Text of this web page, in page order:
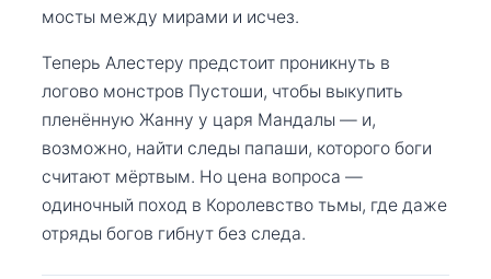
мосты между мирами и исчез.
Теперь Алестеру предстоит проникнуть в
логово монстров Пустоши, чтобы выкупить
пленённую Жанну у царя Мандалы — и,
возможно, найти следы папаши, которого боги
считают мёртвым. Но цена вопроса —
одиночный поход в Королевство тьмы, где даже
отряды богов гибнут без следа.